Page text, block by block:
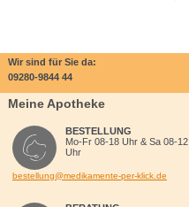
Wir sind für Sie da:
09280-9844 44
Meine Apotheke
BESTELLUNG
Mo-Fr 08-18 Uhr & Sa 08-12
Uhr
bestellung@medikamente-per-klick.de